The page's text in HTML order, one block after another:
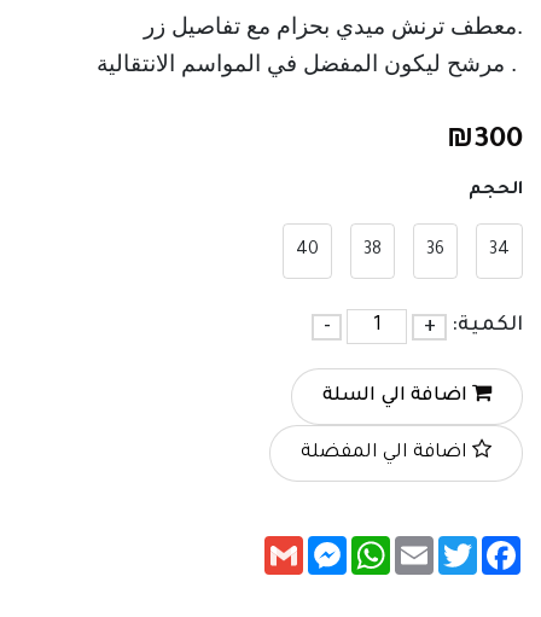
.معطف ترنش ميدي بحزام مع تفاصيل زر
. مرشح ليكون المفضل في المواسم الانتقالية
₪300
الحجم
34
36
38
40
الكمية: +
-
اضافة الي السلة
اضافة الي المفضلة
Facebook
Twitter
Email
WhatsApp
Messenger
Gmail